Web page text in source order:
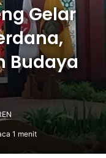
Gelar
Budaya
1 menit